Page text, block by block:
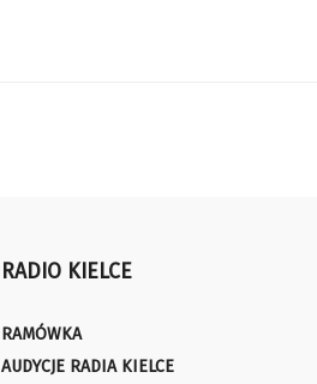
RADIO KIELCE
RAMÓWKA
AUDYCJE RADIA KIELCE